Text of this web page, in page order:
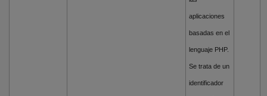
aplicaciones
basadas en el
lenguaje PHP.
Se trata de un
identificador